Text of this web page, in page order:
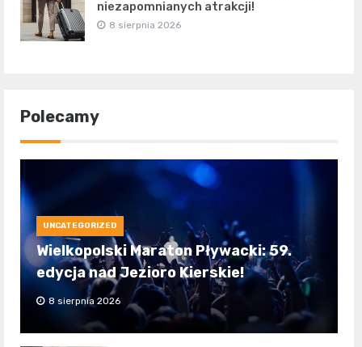
niezapomnianych atrakcji!
8 sierpnia 2026
Polecamy
UNCATEGORIZED
Wielkopolski Maraton Pływacki: 59.
edycja nad Jezioro Kierskie!
8 sierpnia 2026